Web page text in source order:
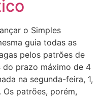
o Simples
guia todas as
pelos patrões de
do prazo máximo de 4
na segunda-feira, 1,
Os patrões, porém,